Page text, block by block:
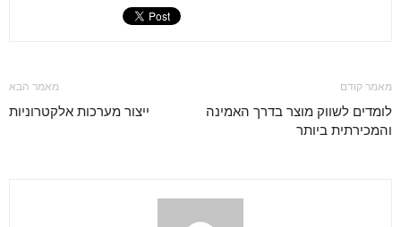
מאמר קודם
לומדים לשווק מוצר בדרך האמינה
והמכירתית ביותר
מאמר הבא
ייצור מערכות אלקטרוניות